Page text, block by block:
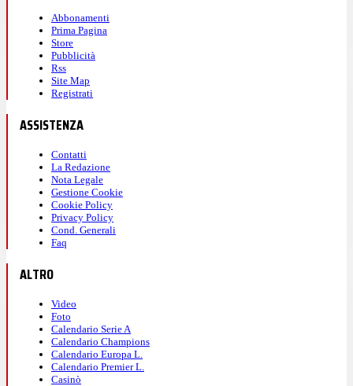
Abbonamenti
Prima Pagina
Store
Pubblicità
Rss
Site Map
Registrati
ASSISTENZA
Contatti
La Redazione
Nota Legale
Gestione Cookie
Cookie Policy
Privacy Policy
Cond. Generali
Faq
ALTRO
Video
Foto
Calendario Serie A
Calendario Champions
Calendario Europa L.
Calendario Premier L.
Casinò